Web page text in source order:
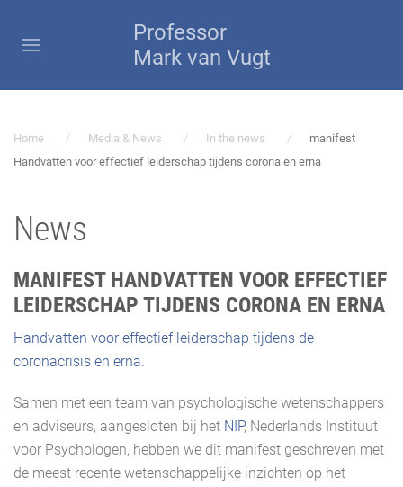
Professor
Mark van Vugt
Home Media & News In the news
manifest
Handvatten voor effectief leiderschap tijdens corona en erna
News
MANIFEST HANDVATTEN VOOR EFFECTIEF
LEIDERSCHAP TIJDENS CORONA EN ERNA
Handvatten voor effectief leiderschap tijdens de
coronacrisis en erna.
Samen met een team van psychologische wetenschappers
en adviseurs, aangesloten bij het NIP, Nederlands Instituut
voor Psychologen, hebben we dit manifest geschreven met
de meest recente wetenschappelijke inzichten op het